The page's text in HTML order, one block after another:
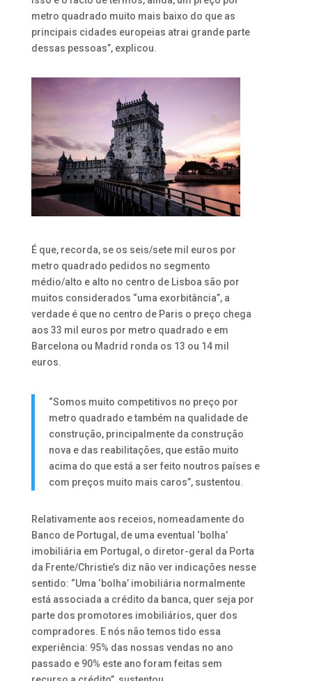
metro quadrado muito mais baixo do que as
principais cidades europeias atrai grande parte
dessas pessoas”, explicou.
É que, recorda, se os seis/sete mil euros por
metro quadrado pedidos no segmento
médio/alto e alto no centro de Lisboa são por
muitos considerados “uma exorbitância”, a
verdade é que no centro de Paris o preço chega
aos 33 mil euros por metro quadrado e em
Barcelona ou Madrid ronda os 13 ou 14 mil
euros.
“Somos muito competitivos no preço por
metro quadrado e também na qualidade de
construção, principalmente da construção
nova e das reabilitações, que estão muito
acima do que está a ser feito noutros países e
com preços muito mais caros”, sustentou.
Relativamente aos receios, nomeadamente do
Banco de Portugal, de uma eventual ‘bolha’
imobiliária em Portugal, o diretor-geral da Porta
da Frente/Christie’s diz não ver indicações nesse
sentido: “Uma ‘bolha’ imobiliária normalmente
está associada a crédito da banca, quer seja por
parte dos promotores imobiliários, quer dos
compradores. E nós não temos tido essa
experiência: 95% das nossas vendas no ano
passado e 90% este ano foram feitas sem